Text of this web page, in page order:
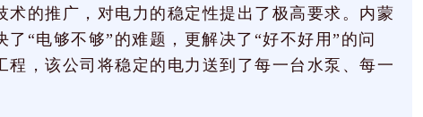
术的推广，对电力的稳定性提出了极高要求。内蒙
“电够不够”的难题，更解决了“好不好用”的问
程，该公司将稳定的电力送到了每一台水泵、每一